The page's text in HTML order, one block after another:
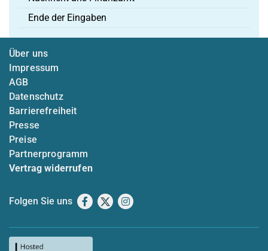
Ende der Eingaben
Über uns
Impressum
AGB
Datenschutz
Barrierefreiheit
Presse
Preise
Partnerprogramm
Vertrag widerrufen
Folgen Sie uns Facebook
X Instagram